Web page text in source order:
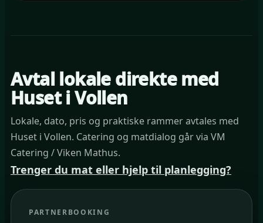
Avtal lokale direkte med
Huset i Vollen
Lokale, dato, pris og praktiske rammer avtales med
Huset i Vollen. Catering og matdialog går via VM
Catering / Viken Mathus.
Trenger du mat eller hjelp til planlegging?
PARTNERBOOKING